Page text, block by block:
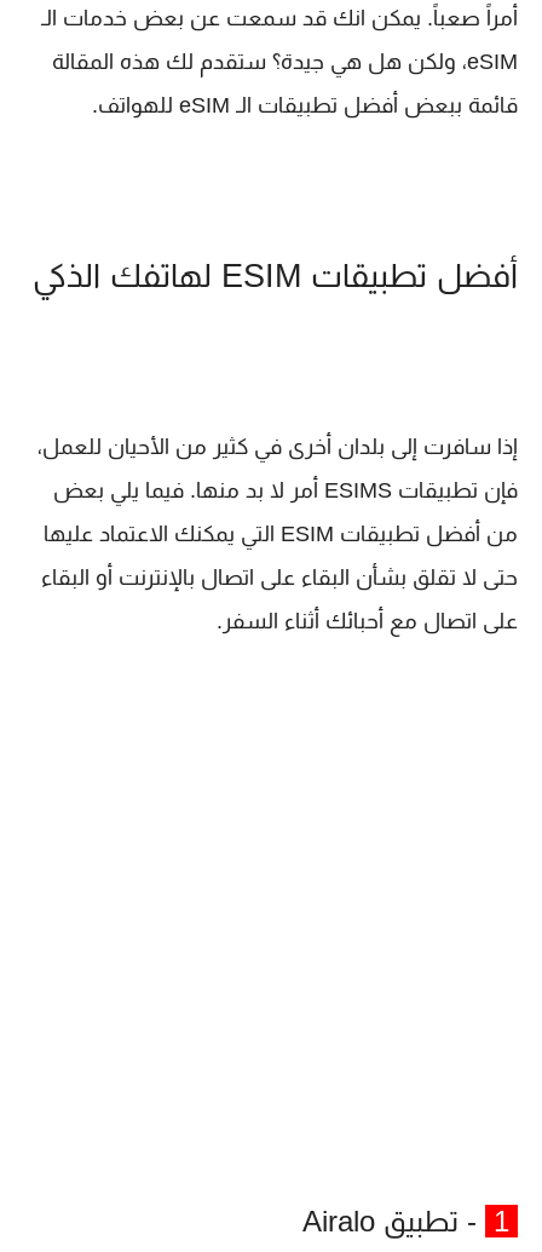
أمراً صعباً. يمكن انك قد سمعت عن بعض خدمات الـ
eSIM، ولكن هل هي جيدة؟ ستقدم لك هذه المقالة
قائمة ببعض أفضل تطبيقات الـ eSIM للهواتف.
أفضل تطبيقات ESIM لهاتفك الذكي
إذا سافرت إلى بلدان أخرى في كثير من الأحيان للعمل،
فإن تطبيقات ESIMS أمر لا بد منها. فيما يلي بعض
من أفضل تطبيقات ESIM التي يمكنك الاعتماد عليها
حتى لا تقلق بشأن البقاء على اتصال بالإنترنت أو البقاء
على اتصال مع أحبائك أثناء السفر.
- تطبيق Airalo